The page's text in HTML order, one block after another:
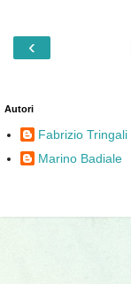
‹
Autori
Fabrizio Tringali
Marino Badiale